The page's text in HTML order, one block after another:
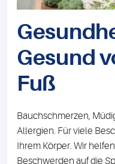
Gesund
Fuß
Bauchschmerzen,
Allergien. Für viele
Ihrem Körper. Wir
Beschwerden auf die